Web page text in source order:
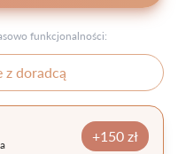
funkcjonalności:
z doradcą
+150 zł